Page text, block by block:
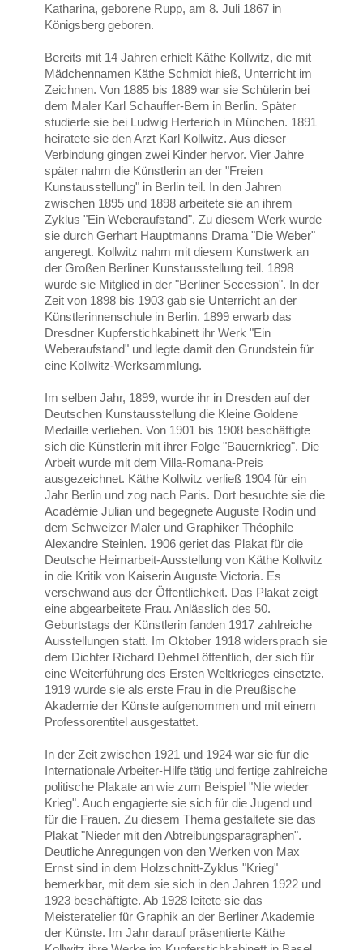
Katharina, geborene Rupp, am 8. Juli 1867 in
Königsberg geboren.
Bereits mit 14 Jahren erhielt Käthe Kollwitz, die mit
Mädchennamen Käthe Schmidt hieß, Unterricht im
Zeichnen. Von 1885 bis 1889 war sie Schülerin bei
dem Maler Karl Schauffer-Bern in Berlin. Später
studierte sie bei Ludwig Herterich in München. 1891
heiratete sie den Arzt Karl Kollwitz. Aus dieser
Verbindung gingen zwei Kinder hervor. Vier Jahre
später nahm die Künstlerin an der "Freien
Kunstausstellung" in Berlin teil. In den Jahren
zwischen 1895 und 1898 arbeitete sie an ihrem
Zyklus "Ein Weberaufstand". Zu diesem Werk wurde
sie durch Gerhart Hauptmanns Drama "Die Weber"
angeregt. Kollwitz nahm mit diesem Kunstwerk an
der Großen Berliner Kunstausstellung teil. 1898
wurde sie Mitglied in der "Berliner Secession". In der
Zeit von 1898 bis 1903 gab sie Unterricht an der
Künstlerinnenschule in Berlin. 1899 erwarb das
Dresdner Kupferstichkabinett ihr Werk "Ein
Weberaufstand" und legte damit den Grundstein für
eine Kollwitz-Werksammlung.
Im selben Jahr, 1899, wurde ihr in Dresden auf der
Deutschen Kunstausstellung die Kleine Goldene
Medaille verliehen. Von 1901 bis 1908 beschäftigte
sich die Künstlerin mit ihrer Folge "Bauernkrieg". Die
Arbeit wurde mit dem Villa-Romana-Preis
ausgezeichnet. Käthe Kollwitz verließ 1904 für ein
Jahr Berlin und zog nach Paris. Dort besuchte sie die
Académie Julian und begegnete Auguste Rodin und
dem Schweizer Maler und Graphiker Théophile
Alexandre Steinlen. 1906 geriet das Plakat für die
Deutsche Heimarbeit-Ausstellung von Käthe Kollwitz
in die Kritik von Kaiserin Auguste Victoria. Es
verschwand aus der Öffentlichkeit. Das Plakat zeigt
eine abgearbeitete Frau. Anlässlich des 50.
Geburtstags der Künstlerin fanden 1917 zahlreiche
Ausstellungen statt. Im Oktober 1918 widersprach sie
dem Dichter Richard Dehmel öffentlich, der sich für
eine Weiterführung des Ersten Weltkrieges einsetzte.
1919 wurde sie als erste Frau in die Preußische
Akademie der Künste aufgenommen und mit einem
Professorentitel ausgestattet.
In der Zeit zwischen 1921 und 1924 war sie für die
Internationale Arbeiter-Hilfe tätig und fertige zahlreiche
politische Plakate an wie zum Beispiel "Nie wieder
Krieg". Auch engagierte sie sich für die Jugend und
für die Frauen. Zu diesem Thema gestaltete sie das
Plakat "Nieder mit den Abtreibungsparagraphen".
Deutliche Anregungen von den Werken von Max
Ernst sind in dem Holzschnitt-Zyklus "Krieg"
bemerkbar, mit dem sie sich in den Jahren 1922 und
1923 beschäftigte. Ab 1928 leitete sie das
Meisteratelier für Graphik an der Berliner Akademie
der Künste. Im Jahr darauf präsentierte Käthe